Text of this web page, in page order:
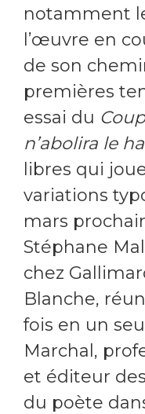
notamment
l’œuvre en
de son
premières
essai du
n’abolira le
libres qui
variations
mars
Stéphane
chez
Blanche,
fois en un
Marchal,
et éditeur des
du poète